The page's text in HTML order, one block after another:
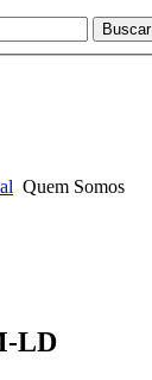
Buscar
Quem Somos
LD